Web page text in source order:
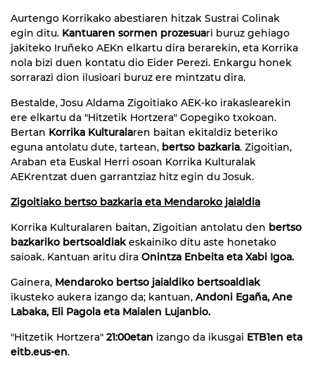
Aurtengo Korrikako abestiaren hitzak Sustrai Colinak
egin ditu. Kantuaren sormen prozesuari buruz gehiago
jakiteko Iruñeko AEKn elkartu dira berarekin, eta Korrika
nola bizi duen kontatu dio Eider Perezi. Enkargu honek
sorrarazi dion ilusioari buruz ere mintzatu dira.
Bestalde, Josu Aldama Zigoitiako AEK-ko irakaslearekin
ere elkartu da "Hitzetik Hortzera" Gopegiko txokoan.
Bertan Korrika Kulturalaren baitan ekitaldiz beteriko
eguna antolatu dute, tartean, bertso bazkaria. Zigoitian,
Araban eta Euskal Herri osoan Korrika Kulturalak
AEKrentzat duen garrantziaz hitz egin du Josuk.
Zigoitiako bertso bazkaria eta Mendaroko jaialdia
Korrika Kulturalaren baitan, Zigoitian antolatu den bertso
bazkariko bertsoaldiak eskainiko ditu aste honetako
saioak. Kantuan aritu dira Onintza Enbeita eta Xabi Igoa.
Gainera, Mendaroko bertso jaialdiko bertsoaldiak
ikusteko aukera izango da; kantuan, Andoni Egaña, Ane
Labaka, Eli Pagola eta Maialen Lujanbio.
"Hitzetik Hortzera" 21:00etan izango da ikusgai ETB1en eta
eitb.eus-en.